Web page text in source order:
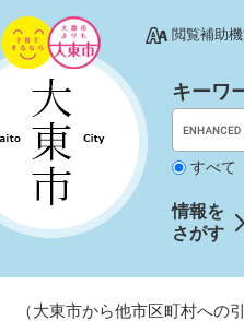
閲覧補助
キーワ
すべて
情報を
さがす
（大東市から他市区町村への引